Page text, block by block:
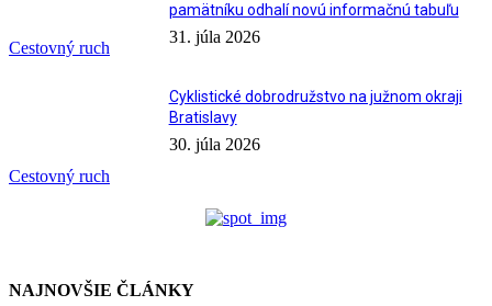
Cestovný ruch
pamätníku odhalí novú informačnú tabuľu
31. júla 2026
Cestovný ruch
Cyklistické dobrodružstvo na južnom okraji
Bratislavy
30. júla 2026
NAJNOVŠIE ČLÁNKY